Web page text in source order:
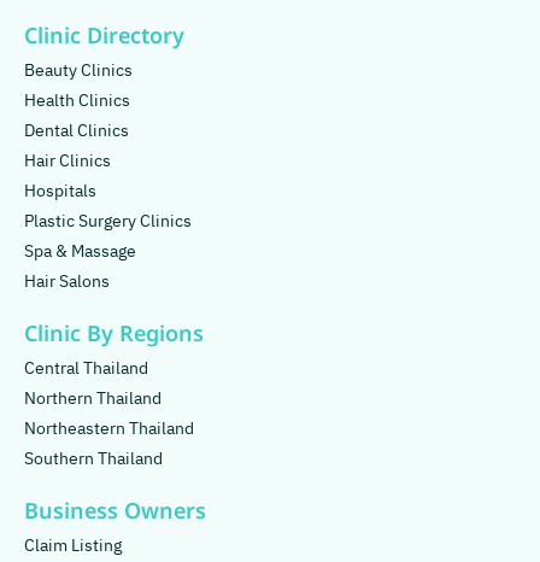
Clinic Directory
Beauty Clinics
Health Clinics
Dental Clinics
Hair Clinics
Hospitals
Plastic Surgery Clinics
Spa & Massage
Hair Salons
Clinic By Regions
Central Thailand
Northern Thailand
Northeastern Thailand
Southern Thailand
Business Owners
Claim Listing